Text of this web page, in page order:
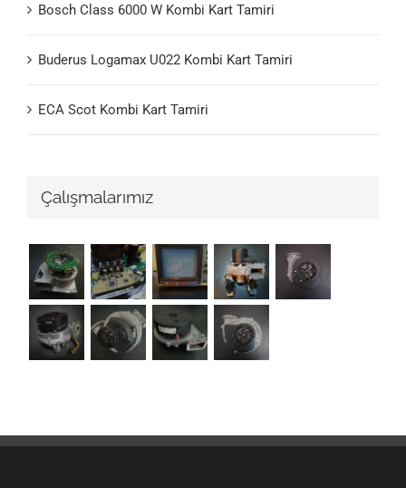
Bosch Class 6000 W Kombi Kart Tamiri
Buderus Logamax U022 Kombi Kart Tamiri
ECA Scot Kombi Kart Tamiri
Çalışmalarımız